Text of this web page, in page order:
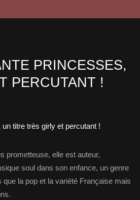
PRINCESSES,
PERCUTANT !
prometteuse, elle est auteur,
soul dans son enfance, un genre
que la pop et la variété Française mais